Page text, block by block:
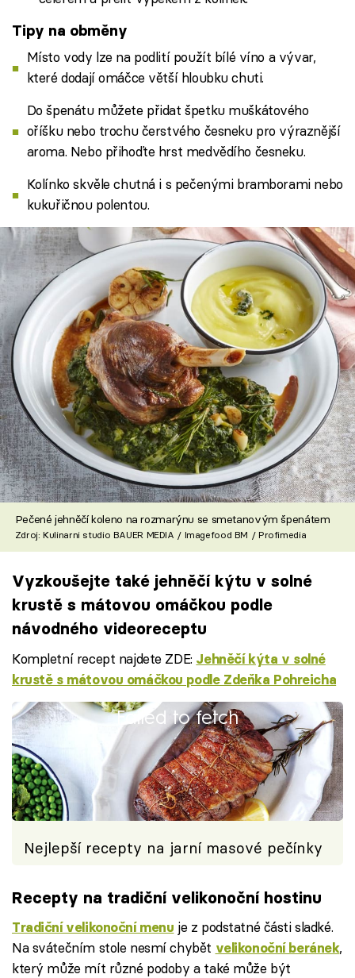
Tipy na obměny
Místo vody lze na podlití použít bílé víno a vývar,
které dodají omáčce větší hloubku chuti.
Do špenátu můžete přidat špetku muškátového
oříšku nebo trochu čerstvého česneku pro výraznější
aroma. Nebo přihoďte hrst medvědího česneku.
Kolínko skvěle chutná i s pečenými bramborami nebo
kukuřičnou polentou.
Pečené jehněčí koleno na rozmarýnu se smetanovým špenátem
Zdroj: Kulinarni studio BAUER MEDIA / Imagefood BM / Profimedia
Vyzkoušejte také jehněčí kýtu v solné
krustě s mátovou omáčkou podle
návodného videoreceptu
Kompletní recept najdete ZDE: Jehněčí kýta v solné
krustě s mátovou omáčkou podle Zdeňka Pohreicha
Failed to fetch
Nejlepší recepty na jarní masové pečínky
Recepty na tradiční velikonoční hostinu
Tradiční velikonoční menu je z podstatné části sladké.
Na svátečním stole nesmí chybět velikonoční beránek,
který může mít různé podoby a také může být